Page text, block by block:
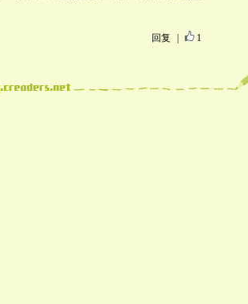
回复 1